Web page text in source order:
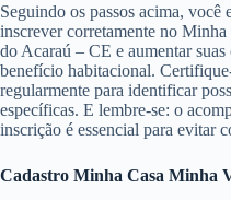
Seguindo os passos acima, você
inscrever corretamente no
do Acaraú – CE e aumentar
benefício habitacional.
regularmente para identificar
específicas. E lembre-se: o
inscrição é essencial para evitar
Cadastro Minha Casa Minha